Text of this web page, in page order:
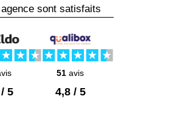
sont satisfaits
5
51 avis
4,8 / 5